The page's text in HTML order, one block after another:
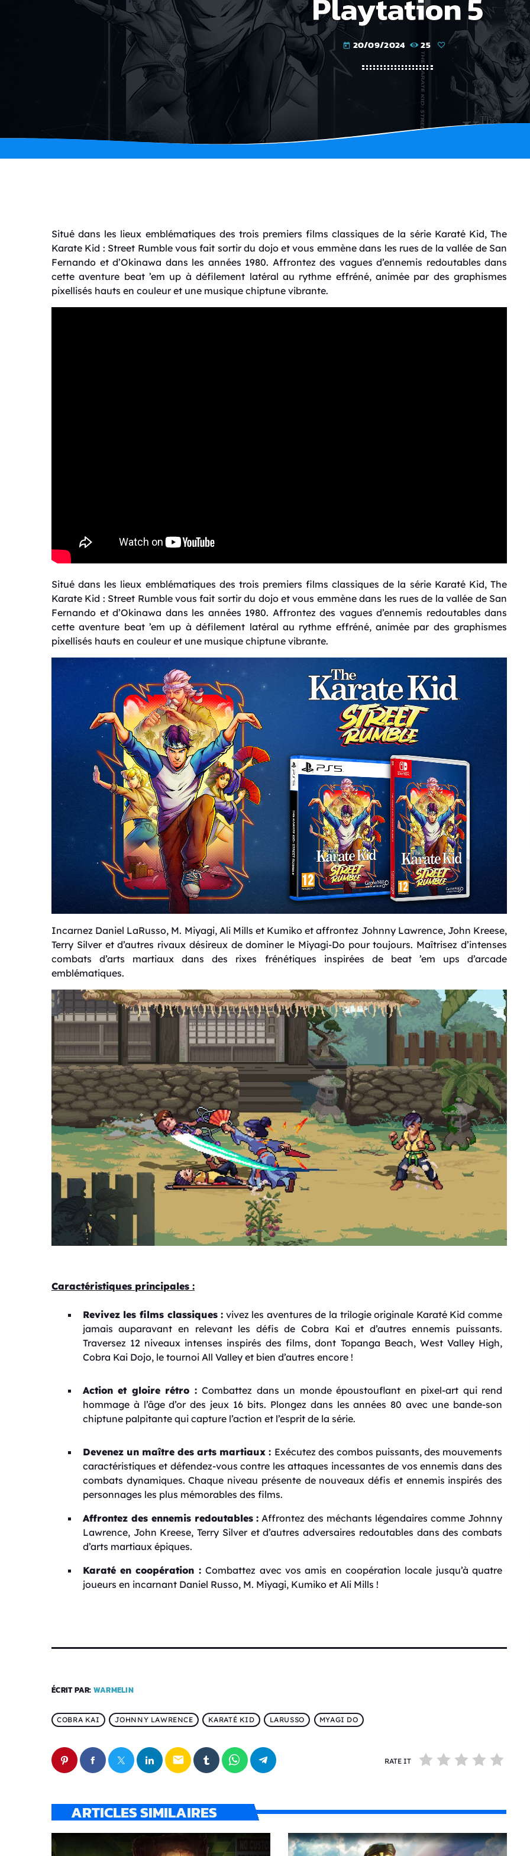
today 20/09/2024 25
Situé dans les lieux emblématiques des trois premiers films classiques de la série Karaté Kid, The
Karate Kid : Street Rumble vous fait sortir du dojo et vous emmène dans les rues de la vallée de San
Fernando et d’Okinawa dans les années 1980. Affrontez des vagues d’ennemis redoutables dans
cette aventure beat ’em up à défilement latéral au rythme effréné, animée par des graphismes
pixellisés hauts en couleur et une musique chiptune vibrante.
Situé dans les lieux emblématiques des trois premiers films classiques de la série Karaté Kid, The
Karate Kid : Street Rumble vous fait sortir du dojo et vous emmène dans les rues de la vallée de San
Fernando et d’Okinawa dans les années 1980. Affrontez des vagues d’ennemis redoutables dans
cette aventure beat ’em up à défilement latéral au rythme effréné, animée par des graphismes
pixellisés hauts en couleur et une musique chiptune vibrante.
Incarnez Daniel LaRusso, M. Miyagi, Ali Mills et Kumiko et affrontez Johnny Lawrence, John Kreese,
Terry Silver et d’autres rivaux désireux de dominer le Miyagi-Do pour toujours. Maîtrisez d’intenses
combats d’arts martiaux dans des rixes frénétiques inspirées de beat ’em ups d’arcade
emblématiques.
Caractéristiques principales :
Revivez les films classiques : vivez les aventures de la trilogie originale Karaté Kid comme
jamais auparavant en relevant les défis de Cobra Kai et d’autres ennemis puissants.
Traversez 12 niveaux intenses inspirés des films, dont Topanga Beach, West Valley High,
Cobra Kai Dojo, le tournoi All Valley et bien d’autres encore !
Action et gloire rétro :Combattez dans un monde époustouflant en pixel-art qui rend
hommage à l’âge d’or des jeux 16 bits. Plongez dans les années 80 avec une bande-son
chiptune palpitante qui capture l’action et l’esprit de la série.
Devenez un maître des arts martiaux : Exécutez des combos puissants, des mouvements
caractéristiques et défendez-vous contre les attaques incessantes de vos ennemis dans des
combats dynamiques. Chaque niveau présente de nouveaux défis et ennemis inspirés des
personnages les plus mémorables des films.
Affrontez des ennemis redoutables : Affrontez des méchants légendaires comme Johnny
Lawrence, John Kreese, Terry Silver et d’autres adversaires redoutables dans des combats
d’arts martiaux épiques.
Karaté en coopération :Combattez avec vos amis en coopération locale jusqu’à quatre
joueurs en incarnant Daniel Russo, M. Miyagi, Kumiko et Ali Mills !
ÉCRIT PAR: WARMELIN
COBRA KAI JOHNNY LAWRENCE KARATÉ KID LARUSSO MYAGI DO
email RATE IT
ARTICLES SIMILAIRES